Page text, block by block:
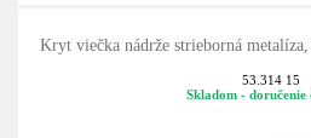
Kryt viečka nádrže strieborná
53.314 15
Skladom - doručenie